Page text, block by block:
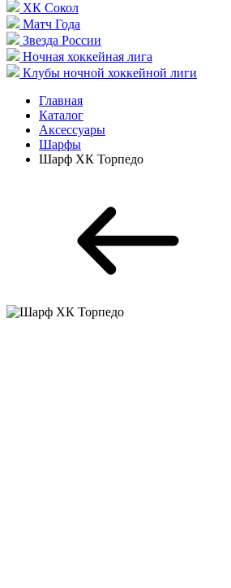
ХК Сокол
Матч Года
Звезда России
Ночная хоккейная лига
Клубы ночной хоккейной лиги
Главная
Каталог
Аксессуары
Шарфы
Шарф ХК Торпедо